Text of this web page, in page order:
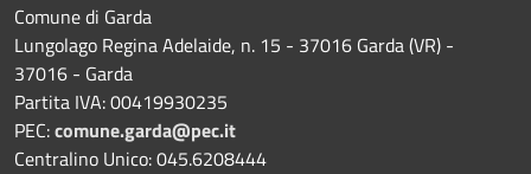
Comune di Garda
Lungolago Regina Adelaide, n. 15 - 37016 Garda (VR) -
37016 - Garda
Partita IVA: 00419930235
PEC:comune.garda@pec.it
Centralino Unico: 045.6208444